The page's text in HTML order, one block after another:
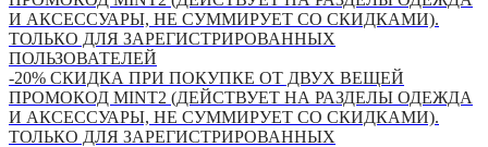
И АКСЕССУАРЫ, НЕ СУММИРУЕТ СО СКИДКАМИ).
ТОЛЬКО ДЛЯ ЗАРЕГИСТРИРОВАННЫХ
ПОЛЬЗОВАТЕЛЕЙ
-20% СКИДКА ПРИ ПОКУПКЕ ОТ ДВУХ ВЕЩЕЙ
ПРОМОКОД MINT2 (ДЕЙСТВУЕТ НА РАЗДЕЛЫ ОДЕЖДА
И АКСЕССУАРЫ, НЕ СУММИРУЕТ СО СКИДКАМИ).
ТОЛЬКО ДЛЯ ЗАРЕГИСТРИРОВАННЫХ